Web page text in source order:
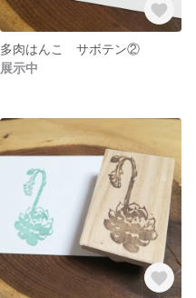
多肉はんこ サボテン②
展示中